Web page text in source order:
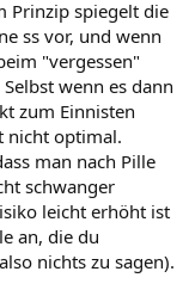
Prinzip spiegelt die
ss vor, und wenn
"vergessen"
wenn es dann
zum Einnisten
nicht optimal.
man nach Pille
schwanger
leicht erhöht ist
an, die du
nichts zu sagen).